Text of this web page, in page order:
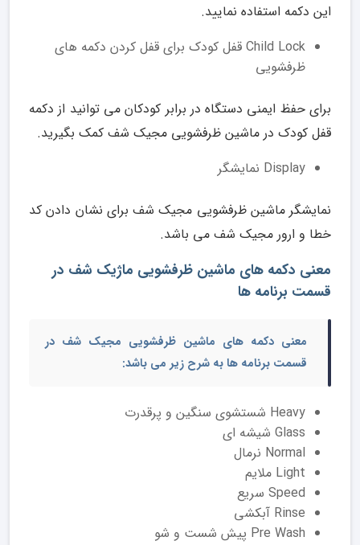
این دکمه استفاده نمایید.
Child Lock قفل کودک برای قفل کردن دکمه های
ظرفشویی
برای حفظ ایمنی دستگاه در برابر کودکان می توانید از دکمه
قفل کودک در ماشین ظرفشویی مجیک شف کمک بگیرید.
Display نمایشگر
نمایشگر ماشین ظرفشویی مجیک شف برای نشان دادن کد
خطا و ارور مجیک شف می باشد.
معنی دکمه های ماشین ظرفشویی ماژیک شف در
قسمت برنامه ها
معنی دکمه های ماشین ظرفشویی مجیک شف در
قسمت برنامه ها به شرح زیر می باشد:
Heavy شستشوی سنگین و پرقدرت
Glass شیشه ای
Normal نرمال
Light ملایم
Speed سریع
Rinse آبکشی
Pre Wash پیش شست و شو